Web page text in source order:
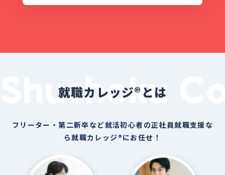
就職カレッジ®︎とは
フリーター・第二新卒など就活初心者の正社員就職支援な
ら就職カレッジ®にお任せ！